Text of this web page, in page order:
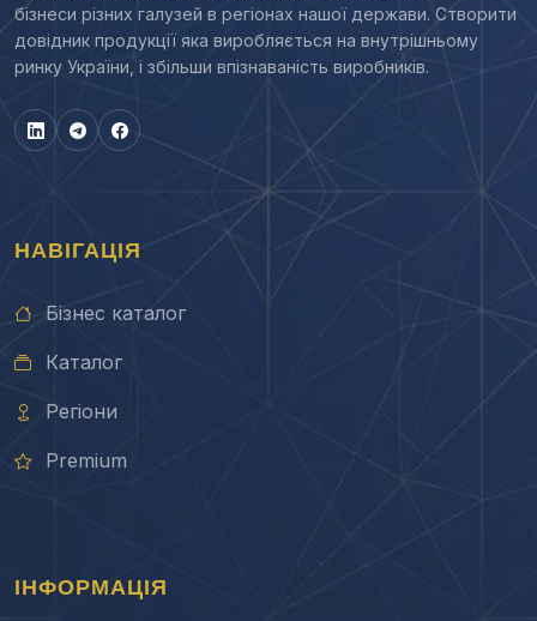
бізнеси різних галузей в регіонах нашої держави. Створити
довідник продукції яка виробляється на внутрішньому
ринку України, і збільши впізнаваність виробників.
НАВІГАЦІЯ
Бізнес каталог
Каталог
Регіони
Premium
ІНФОРМАЦІЯ